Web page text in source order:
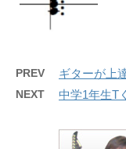
PREV ギターが上
NEXT 中学1年生T